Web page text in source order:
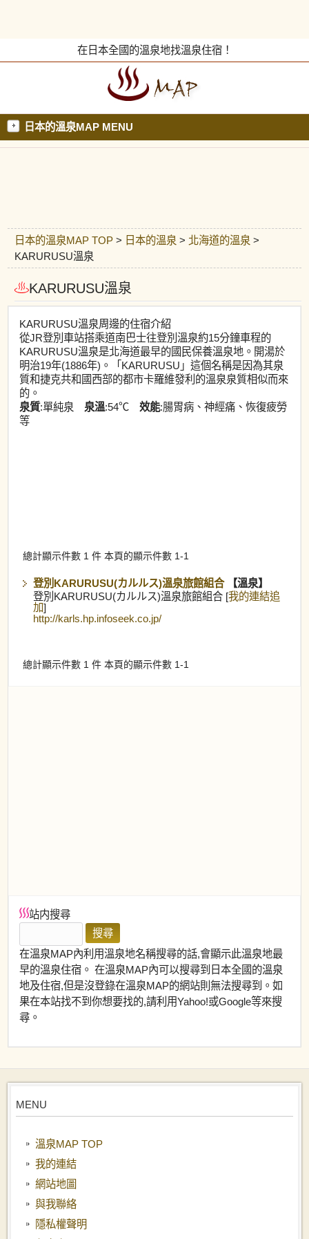
在日本全國的溫泉地找溫泉住宿！
日本的溫泉MAP MENU
日本的溫泉MAP TOP > 日本的溫泉 > 北海道的溫泉 >
KARURUSU溫泉
KARURUSU溫泉
KARURUSU溫泉周邊的住宿介紹
從JR登別車站搭乘道南巴士往登別溫泉約15分鐘車程的
KARURUSU溫泉是北海道最早的國民保養溫泉地。開湯於
明治19年(1886年)。「KARURUSU」這個名稱是因為其泉
質和捷克共和國西部的都市卡羅維發利的溫泉泉質相似而來
的。
泉質:單純泉 泉溫:54℃效能:腸胃病、神經痛、恢復疲勞
等
總計顯示件數 1 件 本頁的顯示件數 1-1
登別KARURUSU(カルルス)溫泉旅館組合【溫泉】
登別KARURUSU(カルルス)溫泉旅館組合 [我的連結追
加]
http://karls.hp.infoseek.co.jp/
總計顯示件數 1 件 本頁的顯示件數 1-1
站内搜尋
在溫泉MAP內利用溫泉地名稱搜尋的話,會顯示此溫泉地最
早的溫泉住宿。 在溫泉MAP內可以搜尋到日本全國的溫泉
地及住宿,但是沒登錄在溫泉MAP的網站則無法搜尋到。如
果在本站找不到你想要找的,請利用Yahoo!或Google等來搜
尋。
MENU
溫泉MAP TOP
我的連結
網站地圖
與我聯絡
隱私權聲明